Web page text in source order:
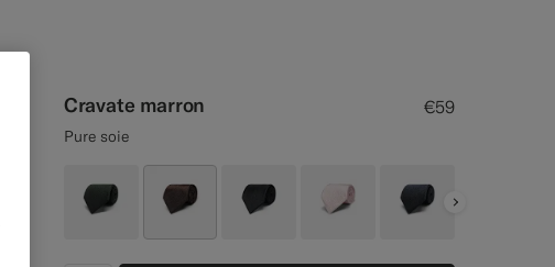
Cravate marron €59
Pure soie
Next